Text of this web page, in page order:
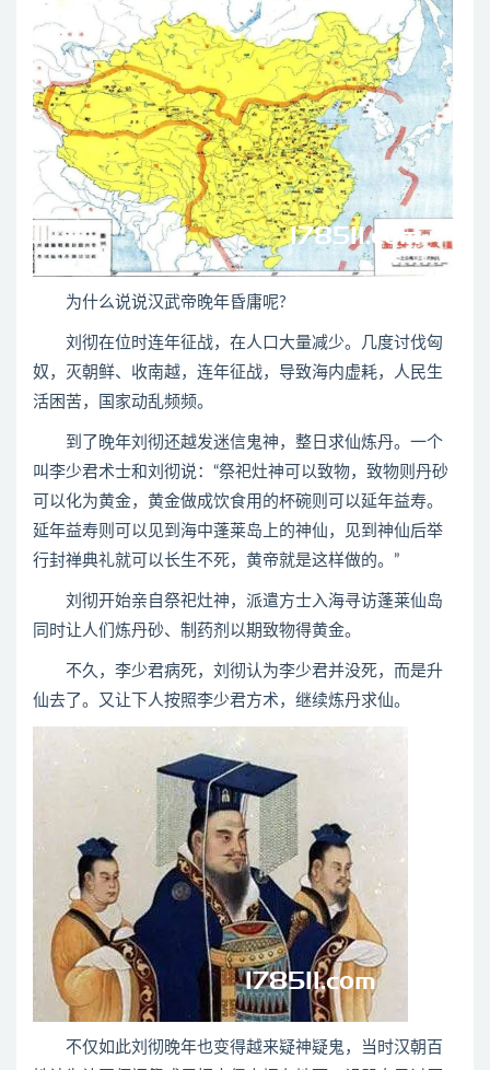
为什么说说汉武帝晚年昏庸呢?
刘彻在位时连年征战，在人口大量减少。几度讨伐匈
奴，灭朝鲜、收南越，连年征战，导致海内虚耗，人民生
活困苦，国家动乱频频。
到了晚年刘彻还越发迷信鬼神，整日求仙炼丹。一个
叫李少君术士和刘彻说：“祭祀灶神可以致物，致物则丹砂
可以化为黄金，黄金做成饮食用的杯碗则可以延年益寿。
延年益寿则可以见到海中蓬莱岛上的神仙，见到神仙后举
行封禅典礼就可以长生不死，黄帝就是这样做的。”
刘彻开始亲自祭祀灶神，派遣方士入海寻访蓬莱仙岛
同时让人们炼丹砂、制药剂以期致物得黄金。
不久，李少君病死，刘彻认为李少君并没死，而是升
仙去了。又让下人按照李少君方术，继续炼丹求仙。
不仅如此刘彻晚年也变得越来疑神疑鬼，当时汉朝百